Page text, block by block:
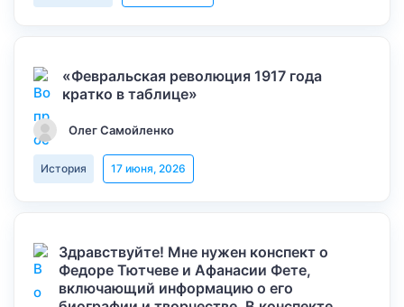
«Февральская революция 1917 года
кратко в таблице»
Олег Самойленко
История 17 июня, 2026
Здравствуйте! Мне нужен конспект о
Федоре Тютчеве и Афанасии Фете,
включающий информацию о его